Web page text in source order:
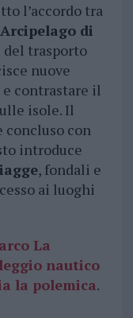
l’accordo tra
di
trasporto
nuove
contrastare il
isole. Il
concluso con
introduce
, fondali e
ai luoghi
La
nautico
la polemica.